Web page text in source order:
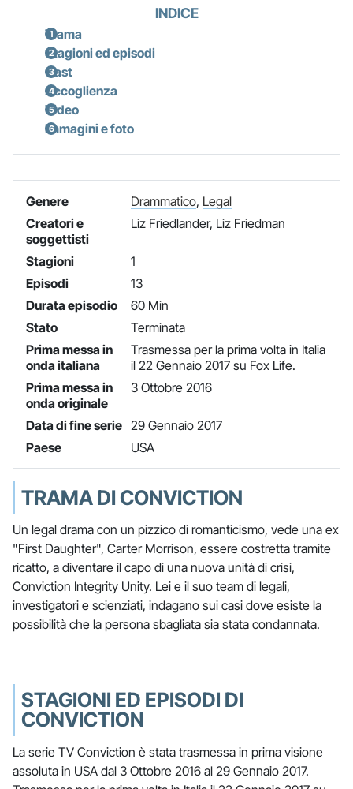
INDICE
Trama
Stagioni ed episodi
Cast
Accoglienza
Video
Immagini e foto
Genere Drammatico, Legal
Creatori e
soggettisti
Liz Friedlander, Liz Friedman
Stagioni
1
Episodi
13
Durata episodio
60 Min
Stato
Terminata
Prima messa in
onda italiana
Trasmessa per la prima volta in Italia
il 22 Gennaio 2017 su Fox Life.
Prima messa in
onda originale
3 Ottobre 2016
Data di fine serie 29 Gennaio 2017
Paese
USA
TRAMA DI CONVICTION
Un legal drama con un pizzico di romanticismo, vede una ex
"First Daughter", Carter Morrison, essere costretta tramite
ricatto, a diventare il capo di una nuova unità di crisi,
Conviction Integrity Unity. Lei e il suo team di legali,
investigatori e scienziati, indagano sui casi dove esiste la
possibilità che la persona sbagliata sia stata condannata.
STAGIONI ED EPISODI DI
CONVICTION
La serie TV Conviction è stata trasmessa in prima visione
assoluta in USA dal 3 Ottobre 2016 al 29 Gennaio 2017.